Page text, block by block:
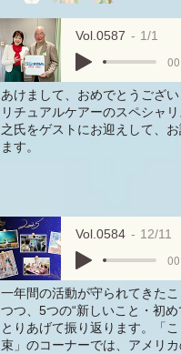
Vol.0587 1/1
あけまして、おめでとうござ
リチュアルケアーのスペシャ
之氏をゲストにお迎えして、
ます。
Vol.0584 12/11
一年間の活動が守られてきた
つつ、5つの“新しいこと・初め
とりあげて振り返ります。「
束」のコーナーでは、アメリ